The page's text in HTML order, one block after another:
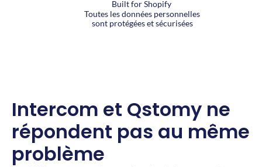
Built for Shopify
Toutes les données personnelles
sont protégées et sécurisées
Intercom et Qstomy ne
répondent pas au même
problème